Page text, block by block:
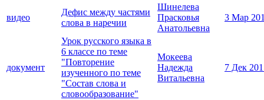
видео
Дефис между частями
слова в наречии
Шинелева
Прасковья
Анатольевна
3 Мар
документ
Урок русского языка в
6 классе по теме
"Повторение
изученного по теме
"Состав слова и
словообразование"
Мокеева
Надежда
Витальевна
7 Дек